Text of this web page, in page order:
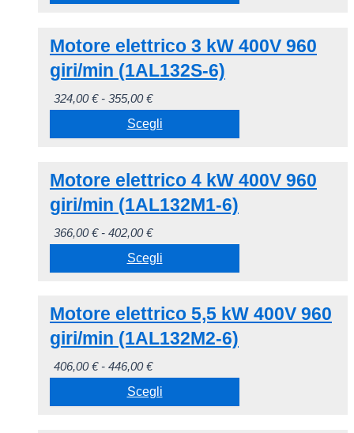
prodotto
possono
essere
nella
prodotto
prezzo:
256,00 €
a
280,00 €
prodotto
varianti.
possono
essere
nella
prodotto
Motore elettrico 3 kW 400V 960
giri/min (1AL132S-6)
324,00€ - 355,00€Fascia
di
prezzo:
324,00 €
a
355,00 €
Scegli
prodotto
varianti.
possono
essere
nella
Motore elettrico 4 kW 400V 960
giri/min (1AL132M1-6)
366,00€ - 402,00€Fascia
di
prezzo:
366,00 €
a
402,00 €
Scegli
prodotto
varianti.
Motore elettrico 5,5 kW 400V 960
giri/min (1AL132M2-6)
406,00€ - 446,00€Fascia
di
prezzo:
Scegli